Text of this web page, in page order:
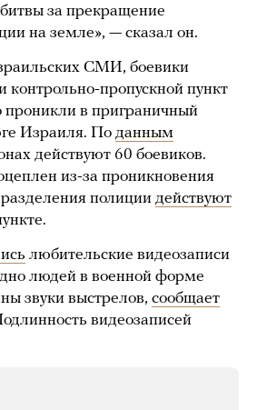
за прекращение
на земле», — сказал он.
СМИ, боевики
пропускной пункт
проникли в приграничный
Израиля. По данным
действуют 60 боевиков.
из-за проникновения
полиции действуют
любительские видеозаписи
людей в военной форме
звуки выстрелов, сообщает
видеозаписей